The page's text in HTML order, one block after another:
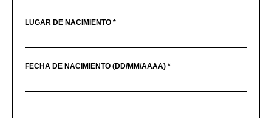
LUGAR DE NACIMIENTO *
FECHA DE NACIMIENTO (DD/MM/AAAA) *